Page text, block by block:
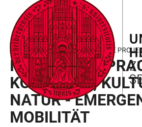
LINKS
ZUR
BARRIEREFREIHEIT
ZUM
HAUPTINHALT
HAUPTNAVIGATION
ÖFFNEN
WEBSEITENSUCHE
ÖFFNEN
FIELD OF FOCUS III - GEFÖRDERTE
MUSTER IN
KOGNITION,
NATUR -
MOBILITÄT